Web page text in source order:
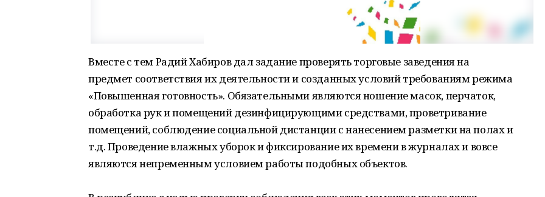
Вместе с тем Радий Хабиров дал задание проверять торговые заведения на
предмет соответствия их деятельности и созданных условий требованиям режима
«Повышенная готовность». Обязательными являются ношение масок, перчаток,
обработка рук и помещений дезинфицирующими средствами, проветривание
помещений, соблюдение социальной дистанции с нанесением разметки на полах и
т.д. Проведение влажных уборок и фиксирование их времени в журналах и вовсе
являются непременным условием работы подобных объектов.